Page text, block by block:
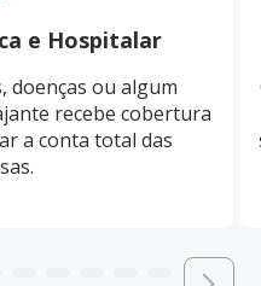
e Hospitalar
doenças ou algum
recebe cobertura
a conta total das